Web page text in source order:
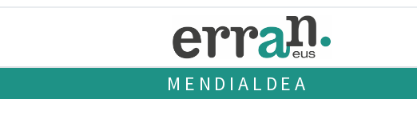
MENDIALDEA